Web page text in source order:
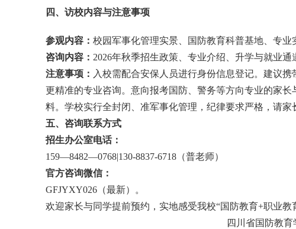
四、访校内容与注意事项
参观内容： 校园军事化管理实景、国防教育科普基地、专业
咨询内容： 2026年秋季招生政策、专业介绍、升学与就业通
注意事项： 入校需配合安保人员进行身份信息登记。建议
更精准的专业咨询。意向报考国防、警务等方向专业的家
料。学校实行全封闭、准军事化管理，纪律要求严格，请家
五、咨询联系方式
招生办公室电话：
159—8482—0768|130-8837-6718（普老师）
官方咨询微信：
GFJYXY026（最新）。
欢迎家长与同学提前预约，实地感受我校“国防教育+职业教
四川省国防教